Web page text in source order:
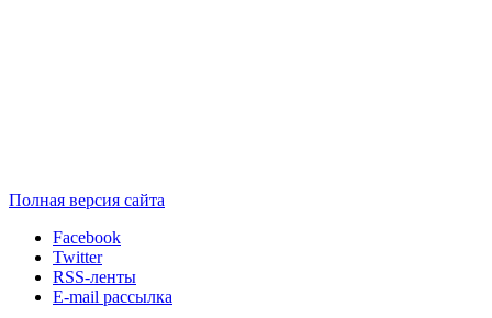
Полная версия сайта
Facebook
Twitter
RSS-ленты
E-mail рассылка